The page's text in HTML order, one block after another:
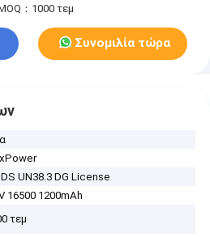
：1000 τεμ
Συνομιλία τώρα
UN38.3 DG License
16500 1200mAh
τεμ